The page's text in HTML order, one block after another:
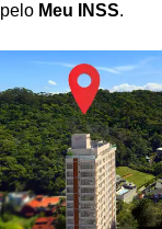
pelo Meu INSS.